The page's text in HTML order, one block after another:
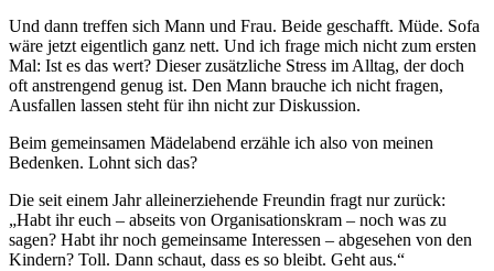
Und dann treffen sich Mann und Frau. Beide geschafft. Müde. Sofa
wäre jetzt eigentlich ganz nett. Und ich frage mich nicht zum ersten
Mal: Ist es das wert? Dieser zusätzliche Stress im Alltag, der doch
oft anstrengend genug ist. Den Mann brauche ich nicht fragen,
Ausfallen lassen steht für ihn nicht zur Diskussion.
Beim gemeinsamen Mädelabend erzähle ich also von meinen
Bedenken. Lohnt sich das?
Die seit einem Jahr alleinerziehende Freundin fragt nur zurück:
„Habt ihr euch – abseits von Organisationskram – noch was zu
sagen? Habt ihr noch gemeinsame Interessen – abgesehen von den
Kindern? Toll. Dann schaut, dass es so bleibt. Geht aus.“